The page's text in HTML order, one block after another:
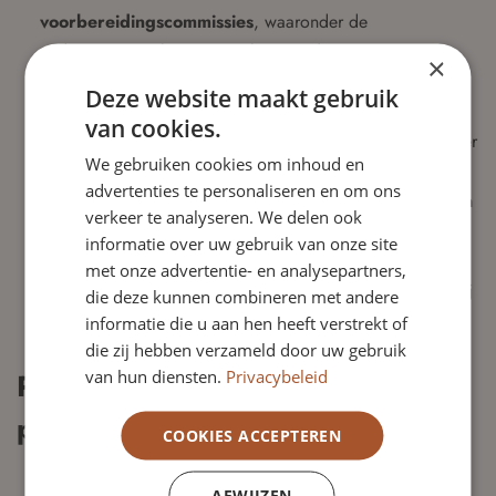
voorbereidingscommissies, waaronder de
auditcommissie (ca. viermaal per jaar).
Inzicht in de taken en rollen van de Raad van Toezicht en
de directeur-bestuurder.
Onafhankelijkheid ten opzichte van de directeur-bestuurder
en de overige toezichthouders.
In staat zijnkritische vragen te stellen, door te vragen
en indien nodig in te grijpen.
Integer handelen en voorbeeldgedrag vertonen.
Voldoendetijd beschikbaar hebben om vergaderingen bij
te wonen en voor te bereiden.
Minimaal eenHBO/academisch werk- en denkniveau
Praktische informatie en
procedure
De functie is onbezoldigd.
×
Deze website maakt gebruik
van cookies.
We gebruiken cookies om inhoud en
advertenties te personaliseren en om ons
verkeer te analyseren. We delen ook
informatie over uw gebruik van onze site
met onze advertentie- en analysepartners,
die deze kunnen combineren met andere
informatie die u aan hen heeft verstrekt of
die zij hebben verzameld door uw gebruik
van hun diensten. Privacybeleid
COOKIES ACCEPTEREN